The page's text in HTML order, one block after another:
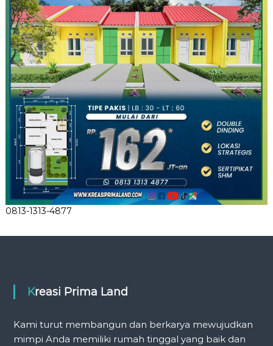
0813-1313-4877
Kreasi Prima Land
Kami turut membangun dan berkarya mewujudkan
mimpi Anda memiliki rumah tinggal yang baik dan